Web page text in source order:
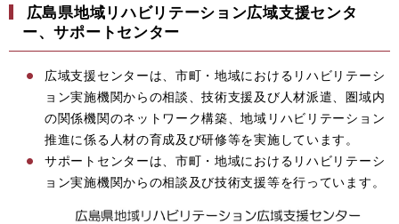
広島県地域リハビリテーション広域支援センタ
ー、サポートセンター
広域支援センターは、市町・地域におけるリハビリテーシ
ョン実施機関からの相談、技術支援及び人材派遣、圏域内
の関係機関のネットワーク構築、地域リハビリテーション
推進に係る人材の育成及び研修等を実施しています。
サポートセンターは、市町・地域におけるリハビリテーシ
ョン実施機関からの相談及び技術支援等を行っています。